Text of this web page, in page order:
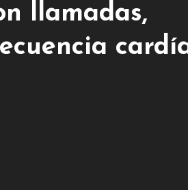
llamadas,